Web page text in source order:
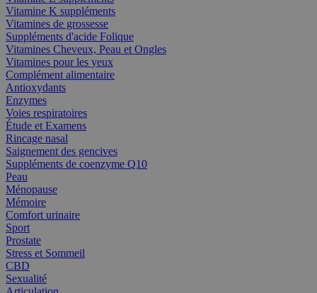
Vitamine K suppléments
Vitamines de grossesse
Suppléments d'acide Folique
Vitamines Cheveux, Peau et Ongles
Vitamines pour les yeux
Complément alimentaire
Antioxydants
Enzymes
Voies respiratoires
Étude et Examens
Rincage nasal
Saignement des gencives
Suppléments de coenzyme Q10
Peau
Ménopause
Mémoire
Comfort urinaire
Sport
Prostate
Stress et Sommeil
CBD
Sexualité